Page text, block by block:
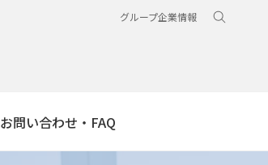
グループ企業情報
お問い合わせ・FAQ